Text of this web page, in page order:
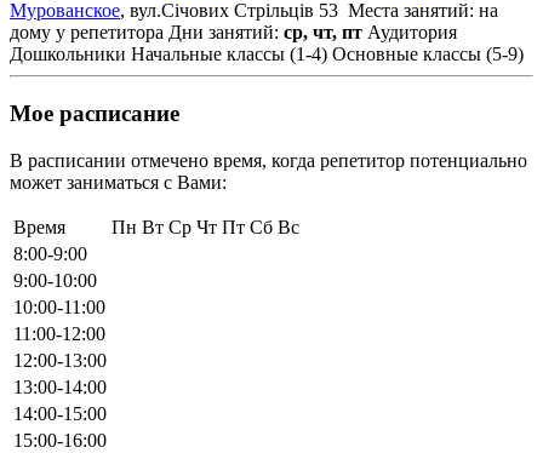
Мурованское, вул.Січових Стрільців 53 Места занятий: на
дому у репетитора Дни занятий: ср, чт, пт Аудитория
Дошкольники Начальные классы (1-4) Основные классы (5-9)
Мое расписание
В расписании отмечено время, когда репетитор потенциально
может заниматься с Вами:
Время Пн Вт Ср Чт Пт Сб Вс
8:00-9:00
9:00-10:00
10:00-11:00
11:00-12:00
12:00-13:00
13:00-14:00
14:00-15:00
15:00-16:00